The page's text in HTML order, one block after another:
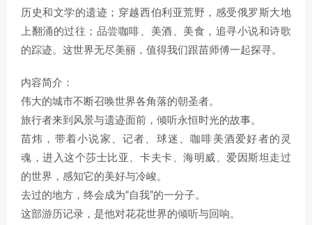
历史和文学的遗迹；穿越西伯利亚荒野，感受俄罗斯大地
上翻涌的过往；品尝咖啡、美酒、美食，追寻小说和诗歌
的踪迹。这世界无尽美丽，值得我们跟苗师傅一起探寻。
内容简介：
伟大的城市不断召唤世界各角落的朝圣者。
旅行者来到风景与遗迹面前，倾听永恒时光的故事。
苗炜，带着小说家、记者、球迷、咖啡美酒爱好者的灵
魂，进入这个莎士比亚、卡夫卡、海明威、爱因斯坦走过
的世界，感知它的美好与冷峻。
去过的地方，终会成为“自我”的一分子。
这部游历记录，是他对花花世界的倾听与回响。